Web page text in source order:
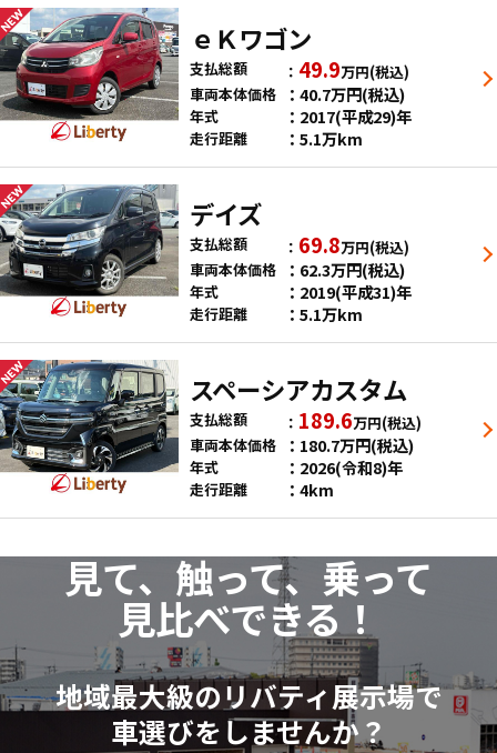
ｅＫワゴン
支払総額 49.9万円(税込)
車両本体価格
40.7万円(税込)
年式 2017(平成29)年
走行距離 5.1万km
デイズ
支払総額 69.8万円(税込)
車両本体価格
62.3万円(税込)
年式 2019(平成31)年
走行距離 5.1万km
スペーシアカスタム
支払総額 189.6万円(税込)
車両本体価格
180.7万円(税込)
年式 2026(令和8)年
走行距離 4km
見て、触って、乗って
見比べできる！
地域最大級のリバティ展示場で
車選びをしませんか？